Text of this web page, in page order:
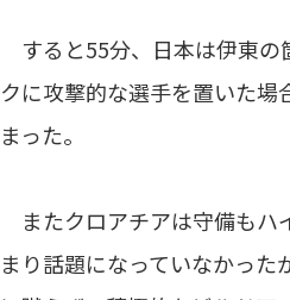
すると55分、日本は伊東の
クに攻撃的な選手を置いた場
まった。
またクロアチアは守備もハ
まり話題になっていなかっ